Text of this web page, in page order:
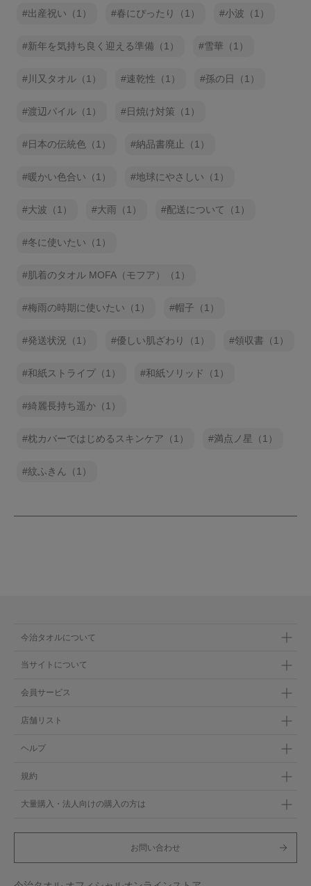
出産祝い（1） 春にぴったり（1） 小波（1）
新年を気持ち良く迎える準備（1） 雪華（1）
川又タオル（1） 速乾性（1） 孫の日（1）
渡辺パイル（1） 日焼け対策（1）
日本の伝統色（1） 納品書廃止（1）
暖かい色合い（1） 地球にやさしい（1）
大波（1） 大雨（1） 配送について（1）
冬に使いたい（1）
肌着のタオル MOFA（モフア）（1）
梅雨の時期に使いたい（1） 帽子（1）
発送状況（1） 優しい肌ざわり（1） 領収書（1）
和紙ストライプ（1） 和紙ソリッド（1）
綺麗長持ち遥か（1）
枕カバーではじめるスキンケア（1） 満点ノ星（1）
紋ふきん（1）
今治タオルについて
当サイトについて
会員サービス
店舗リスト
ヘルプ
規約
大量購入・法人向けの購入の方は
お問い合わせ